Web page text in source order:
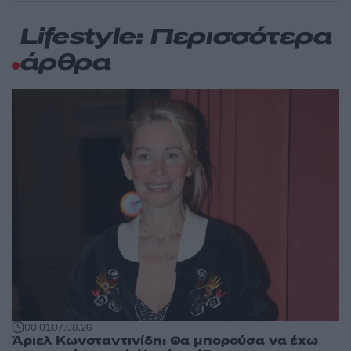
Lifestyle: Περισσότερα
άρθρα
00:0107.08.26
Άριελ Κωνσταντινίδη: Θα μπορούσα να έχω